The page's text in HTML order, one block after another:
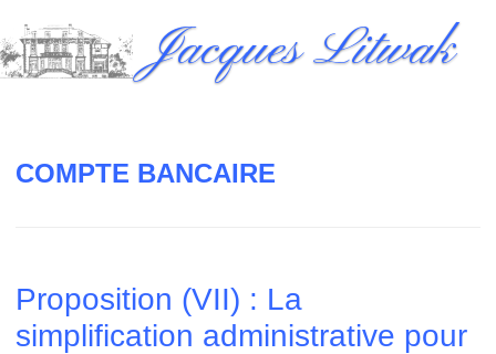
to
content
Jacques Litwak
COMPTE BANCAIRE
Proposition (VII) : La
simplification administrative pour